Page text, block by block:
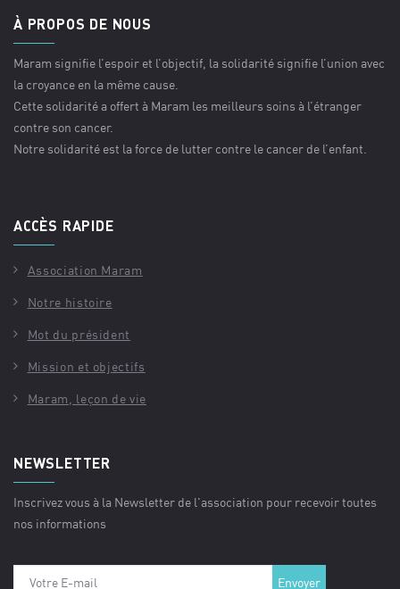
À PROPOS DE NOUS
Maram signifie l’espoir et l’objectif, la solidarité signifie l’union avec
la croyance en la même cause.
Cette solidarité a offert à Maram les meilleurs soins à l’étranger
contre son cancer.
Notre solidarité est la force de lutter contre le cancer de l’enfant.
ACCÈS RAPIDE
Association Maram
Notre histoire
Mot du président
Mission et objectifs
Maram, leçon de vie
NEWSLETTER
Inscrivez vous à la Newsletter de l'association pour recevoir toutes
nos informations